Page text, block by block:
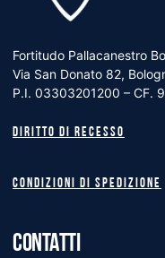
Fortitudo Pallacanestro
Via San Donato 82,
P.I. 03303201200 – CF.
Diritto di recesso
Condizioni di spedizione
CONTATTI